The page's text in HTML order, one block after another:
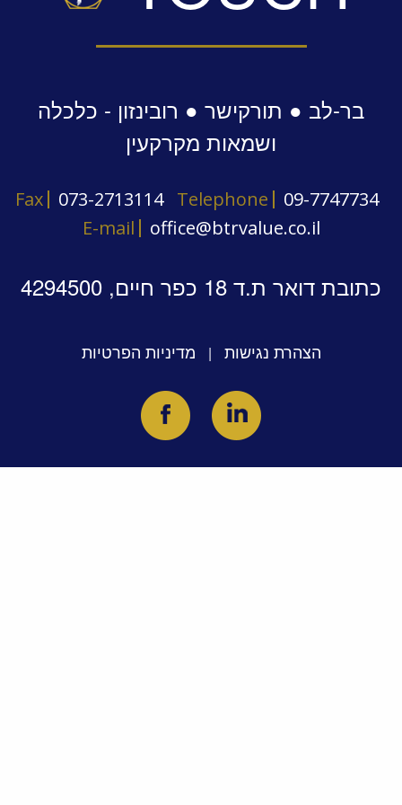
בר-לב ● תורקישר ● רובינזון - כלכלה
ושמאות מקרקעין
Fax 073-2713114 Telephone
09-7747734
E-mail
office@btrvalue.co.il
כתובת דואר ת.ד 18 כפר חיים, 4294500
הצהרת נגישות | מדיניות הפרטיות